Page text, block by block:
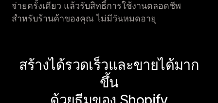
จ่ายครั้งเดียว แล้วรับสิทธิ์การใช้งานตลอดชีพ
สำหรับร้านค้าของคุณ ไม่มีวันหมดอายุ
สร้างได้รวดเร็วและขายได้มาก
ขึ้น